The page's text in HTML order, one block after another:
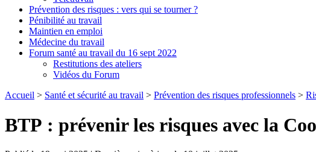
Prévention des risques : vers qui se tourner ?
Pénibilité au travail
Maintien en emploi
Médecine du travail
Forum santé au travail du 16 sept 2022
Restitutions des ateliers
Vidéos du Forum
Accueil > Santé et sécurité au travail > Prévention des risques professionnels >
BTP : prévenir les risques avec la